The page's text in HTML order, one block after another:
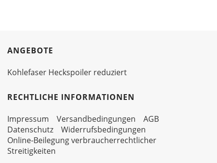
ANGEBOTE
Kohlefaser Heckspoiler reduziert
RECHTLICHE INFORMATIONEN
Impressum Versandbedingungen
AGB
Datenschutz
Widerrufsbedingungen
Online-Beilegung verbraucherrechtlicher
Streitigkeiten